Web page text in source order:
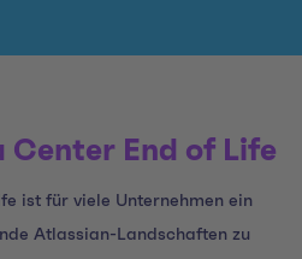
Center End of Life
ist für viele Unternehmen ein
Atlassian-Landschaften zu